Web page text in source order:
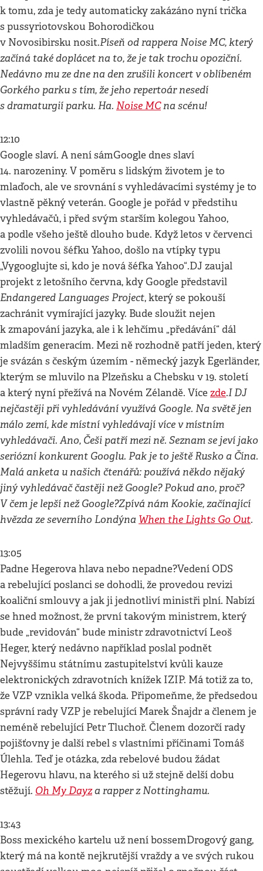
k tomu, zda je tedy automaticky zakázáno nyní trička
s pussyriotovskou Bohorodičkou
v Novosibirsku nosit.Píseň od rappera Noise MC, který
začíná také doplácet na to, že je tak trochu opoziční.
Nedávno mu ze dne na den zrušili koncert v oblíbeném
Gorkého parku s tím, že jeho repertoár nesedí
s dramaturgií parku. Ha. Noise MCna scénu!
12:10
Google slaví. A není sámGoogle dnes slaví
14. narozeniny. V poměru s lidským životem je to
mlaďoch, ale ve srovnání s vyhledávacími systémy je to
vlastně pěkný veterán. Google je pořád v předstihu
vyhledávačů, i před svým starším kolegou Yahoo,
a podle všeho ještě dlouho bude. Když letos v červenci
zvolili novou šéfku Yahoo, došlo na vtípky typu
„Vygooglujte si, kdo je nová šéfka Yahoo“.DJ zaujal
projekt z letošního června, kdy Google představil
Endangered Languages Project, který se pokouší
zachránit vymírající jazyky. Bude sloužit nejen
k zmapování jazyka, ale i k lehčímu „předávání“ dál
mladším generacím. Mezi ně rozhodně patří jeden, který
je svázán s českým územím - německý jazyk Egerländer,
kterým se mluvilo na Plzeňsku a Chebsku v 19. století
a který nyní přežívá na Novém Zélandě. Více zde.I DJ
nejčastěji při vyhledávání využívá Google. Na světě jen
málo zemí, kde místní vyhledávají více v místním
vyhledávači. Ano, Češi patří mezi ně. Seznam se jeví jako
seriózní konkurent Googlu. Pak je to ještě Rusko a Čína.
Malá anketa u našich čtenářů: používá někdo nějaký
jiný vyhledávač častěji než Google? Pokud ano, proč?
V čem je lepší než Google?Zpívá nám Kookie, začínající
hvězda ze severního Londýna When the Lights Go Out.
13:05
Padne Hegerova hlava nebo nepadne?Vedení ODS
a rebelující poslanci se dohodli, že provedou revizi
koaliční smlouvy a jak ji jednotliví ministři plní. Nabízí
se hned možnost, že první takovým ministrem, který
bude „revidován“ bude ministr zdravotnictví Leoš
Heger, který nedávno například poslal podnět
Nejvyššímu státnímu zastupitelství kvůli kauze
elektronických zdravotních knížek IZIP. Má totiž za to,
že VZP vznikla velká škoda. Připomeňme, že předsedou
správní rady VZP je rebelující Marek Šnajdr a členem je
neméně rebelující Petr Tluchoř. Členem dozorčí rady
pojišťovny je další rebel s vlastními příčinami Tomáš
Úlehla. Teď je otázka, zda rebelové budou žádat
Hegerovu hlavu, na kterého si už stejně delší dobu
stěžují. Oh My Dayza rapper z Nottinghamu.
13:43
Boss mexického kartelu už není bossemDrogový gang,
který má na kontě nejkrutější vraždy a ve svých rukou